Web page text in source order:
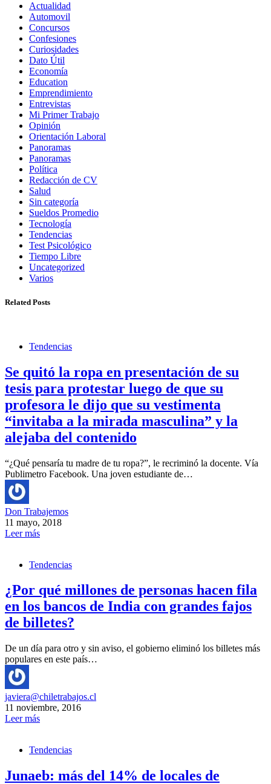
Actualidad
Automovil
Concursos
Confesiones
Curiosidades
Dato Útil
Economía
Education
Emprendimiento
Entrevistas
Mi Primer Trabajo
Opinión
Orientación Laboral
Panoramas
Panoramas
Política
Redacción de CV
Salud
Sin categoría
Sueldos Promedio
Tecnología
Tendencias
Test Psicológico
Tiempo Libre
Uncategorized
Varios
Related Posts
Tendencias
Se quitó la ropa en presentación de su
tesis para protestar luego de que su
profesora le dijo que su vestimenta
“invitaba a la mirada masculina” y la
alejaba del contenido
“¿Qué pensaría tu madre de tu ropa?”, le recriminó la docente. Vía
Publimetro Facebook. Una joven estudiante de…
Don Trabajemos
11 mayo, 2018
Leer más
Tendencias
¿Por qué millones de personas hacen fila
en los bancos de India con grandes fajos
de billetes?
De un día para otro y sin aviso, el gobierno eliminó los billetes más
populares en este país…
javiera@chiletrabajos.cl
11 noviembre, 2016
Leer más
Tendencias
Junaeb: más del 14% de locales de